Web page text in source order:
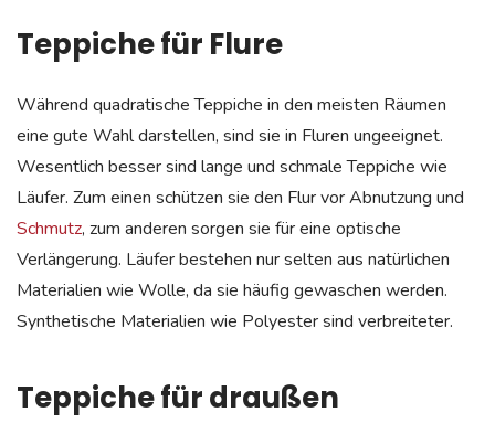
Teppiche für Flure
Während quadratische Teppiche in den meisten Räumen
eine gute Wahl darstellen, sind sie in Fluren ungeeignet.
Wesentlich besser sind lange und schmale Teppiche wie
Läufer. Zum einen schützen sie den Flur vor Abnutzung und
Schmutz, zum anderen sorgen sie für eine optische
Verlängerung. Läufer bestehen nur selten aus natürlichen
Materialien wie Wolle, da sie häufig gewaschen werden.
Synthetische Materialien wie Polyester sind verbreiteter.
Teppiche für draußen